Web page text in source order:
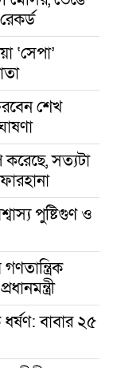
‘সেপা’
শেখ
সত্যটা
পুষ্টিগুণ ও
বাবার ২৫